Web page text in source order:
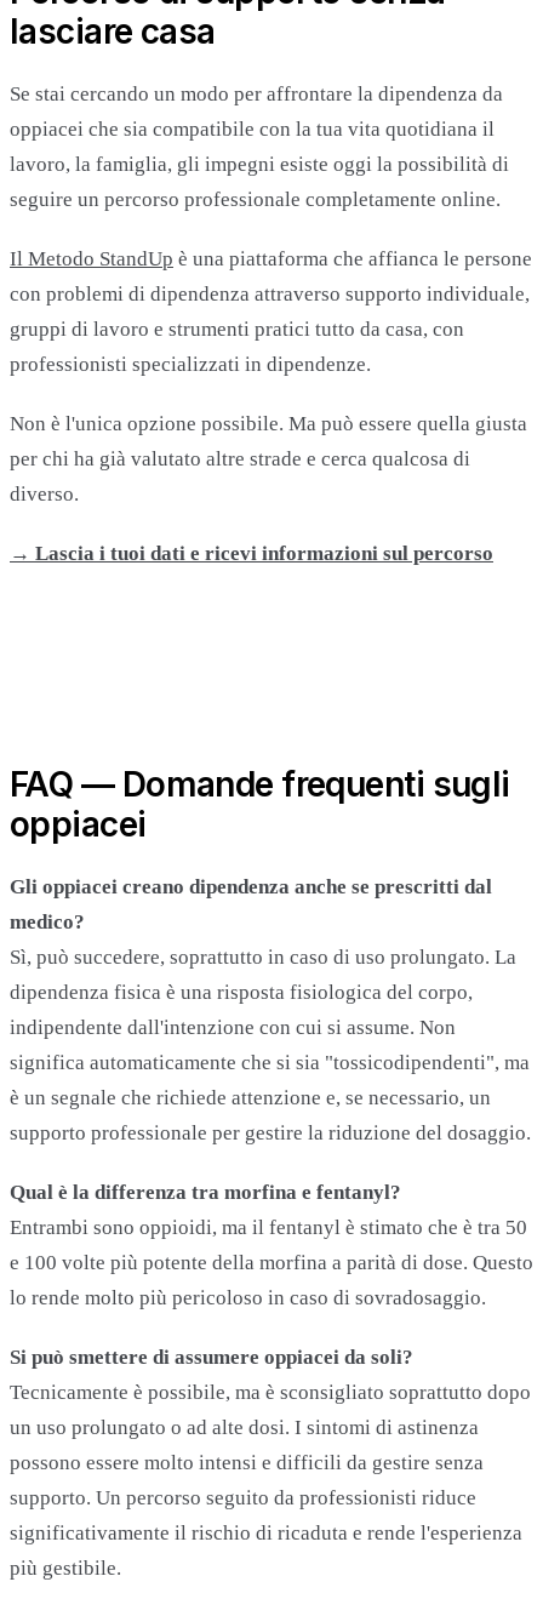
lasciare casa
Se stai cercando un modo per affrontare la dipendenza da
oppiacei che sia compatibile con la tua vita quotidiana il
lavoro, la famiglia, gli impegni esiste oggi la possibilità di
seguire un percorso professionale completamente online.
Il Metodo StandUp è una piattaforma che affianca le persone
con problemi di dipendenza attraverso supporto individuale,
gruppi di lavoro e strumenti pratici tutto da casa, con
professionisti specializzati in dipendenze.
Non è l'unica opzione possibile. Ma può essere quella giusta
per chi ha già valutato altre strade e cerca qualcosa di
diverso.
→ Lascia i tuoi dati e ricevi informazioni sul percorso
FAQ — Domande frequenti sugli
oppiacei
Gli oppiacei creano dipendenza anche se prescritti dal
medico?
Sì, può succedere, soprattutto in caso di uso prolungato. La
dipendenza fisica è una risposta fisiologica del corpo,
indipendente dall'intenzione con cui si assume. Non
significa automaticamente che si sia "tossicodipendenti", ma
è un segnale che richiede attenzione e, se necessario, un
supporto professionale per gestire la riduzione del dosaggio.
Qual è la differenza tra morfina e fentanyl?
Entrambi sono oppioidi, ma il fentanyl è stimato che è tra 50
e 100 volte più potente della morfina a parità di dose. Questo
lo rende molto più pericoloso in caso di sovradosaggio.
Si può smettere di assumere oppiacei da soli?
Tecnicamente è possibile, ma è sconsigliato soprattutto dopo
un uso prolungato o ad alte dosi. I sintomi di astinenza
possono essere molto intensi e difficili da gestire senza
supporto. Un percorso seguito da professionisti riduce
significativamente il rischio di ricaduta e rende l'esperienza
più gestibile.